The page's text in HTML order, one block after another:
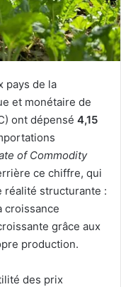
pays de la
et monétaire de
ont dépensé 4,15
of Commodity
ce chiffre, qui
réalité structurante :
croissance
grâce aux
production.
des prix